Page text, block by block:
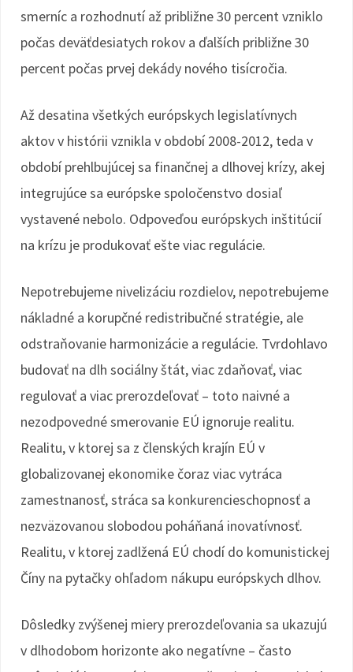
smerníc a rozhodnutí až približne 30 percent vzniklo
počas deväťdesiatych rokov a ďalších približne 30
percent počas prvej dekády nového tisícročia.
Až desatina všetkých európskych legislatívnych
aktov v histórii vznikla v období 2008-2012, teda v
období prehlbujúcej sa finančnej a dlhovej krízy, akej
integrujúce sa európske spoločenstvo dosiaľ
vystavené nebolo. Odpoveďou európskych inštitúcií
na krízu je produkovať ešte viac regulácie.
Nepotrebujeme nivelizáciu rozdielov, nepotrebujeme
nákladné a korupčné redistribučné stratégie, ale
odstraňovanie harmonizácie a regulácie. Tvrdohlavo
budovať na dlh sociálny štát, viac zdaňovať, viac
regulovať a viac prerozdeľovať – toto naivné a
nezodpovedné smerovanie EÚ ignoruje realitu.
Realitu, v ktorej sa z členských krajín EÚ v
globalizovanej ekonomike čoraz viac vytráca
zamestnanosť, stráca sa konkurencieschopnosť a
nezväzovanou slobodou poháňaná inovatívnosť.
Realitu, v ktorej zadlžená EÚ chodí do komunistickej
Číny na pytačky ohľadom nákupu európskych dlhov.
Dôsledky zvýšenej miery prerozdeľovania sa ukazujú
v dlhodobom horizonte ako negatívne – často